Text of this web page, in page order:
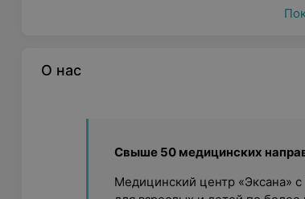
О нас
Свыше 50 медицинских
Медицинский центр «Эксана»